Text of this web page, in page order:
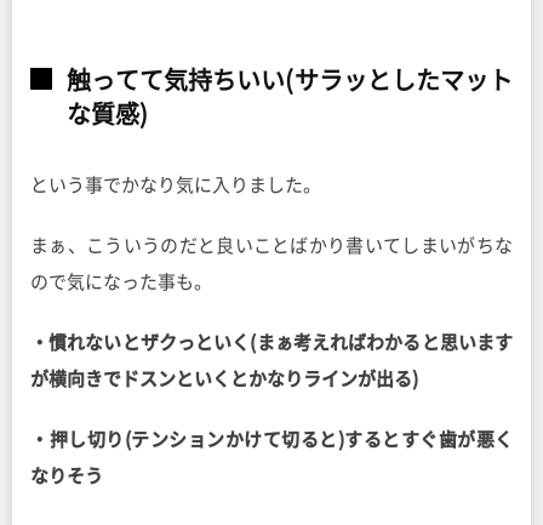
触ってて気持ちいい(サラッとしたマット
な質感)
という事でかなり気に入りました。
まぁ、こういうのだと良いことばかり書いてしまいがちな
ので気になった事も。
・慣れないとザクっといく(まぁ考えればわかると思います
が横向きでドスンといくとかなりラインが出る)
・押し切り(テンションかけて切ると)するとすぐ歯が悪く
なりそう